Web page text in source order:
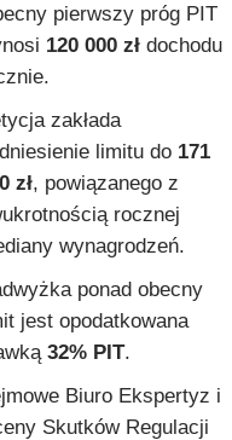
pierwszy próg PIT
120 000 zł dochodu
zakłada
limitu do 171
zł, powiązanego z
rocznej
wynagrodzeń.
ponad obecny
jest opodatkowana
32% PIT.
Biuro Ekspertyz i
Skutków Regulacji